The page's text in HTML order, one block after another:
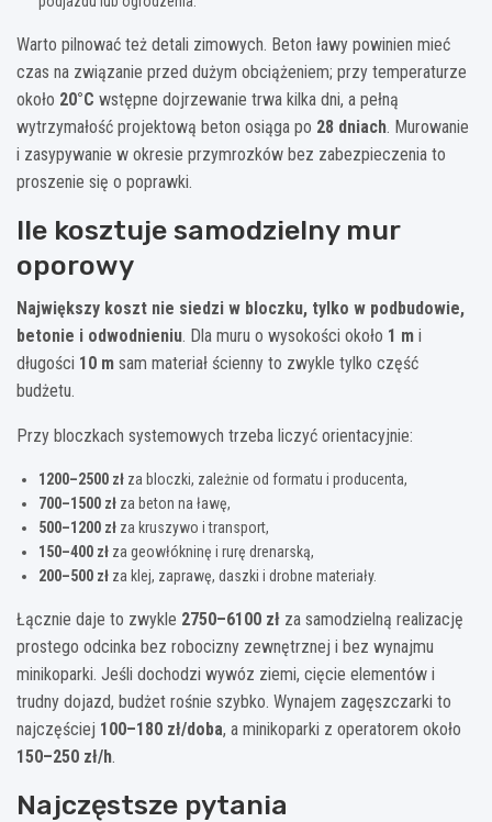
Warto pilnować też detali zimowych. Beton ławy powinien mieć
czas na związanie przed dużym obciążeniem; przy temperaturze
około 20°C wstępne dojrzewanie trwa kilka dni, a pełną
wytrzymałość projektową beton osiąga po 28 dniach. Murowanie
i zasypywanie w okresie przymrozków bez zabezpieczenia to
proszenie się o poprawki.
Ile kosztuje samodzielny mur
oporowy
Największy koszt nie siedzi w bloczku, tylko w podbudowie,
betonie i odwodnieniu. Dla muru o wysokości około 1 m i
długości 10 m sam materiał ścienny to zwykle tylko część
budżetu.
Przy bloczkach systemowych trzeba liczyć orientacyjnie:
1200–2500 zł za bloczki, zależnie od formatu i producenta,
700–1500 zł za beton na ławę,
500–1200 zł za kruszywo i transport,
150–400 zł za geowłókninę i rurę drenarską,
200–500 zł za klej, zaprawę, daszki i drobne materiały.
Łącznie daje to zwykle 2750–6100 zł za samodzielną realizację
prostego odcinka bez robocizny zewnętrznej i bez wynajmu
minikoparki. Jeśli dochodzi wywóz ziemi, cięcie elementów i
trudny dojazd, budżet rośnie szybko. Wynajem zagęszczarki to
najczęściej 100–180 zł/doba, a minikoparki z operatorem około
150–250 zł/h.
Najczęstsze pytania